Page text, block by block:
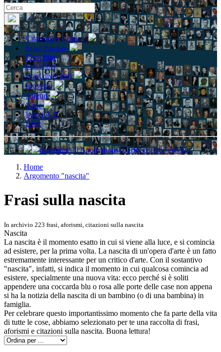
Citazioni e aforismi
Frasi d'amore
Frasi film
Frasi libri
Frasi divertenti
Proverbi
Auguri
Varie
Indici A-Z
Blog
Registrati / Accedi
Home
Argomento "nascita"
Frasi sulla nascita
In archivio 223 frasi, aforismi, citazioni sulla nascita
Nascita
La nascita è il momento esatto in cui si viene alla luce, e si comincia
ad esistere, per la prima volta. La nascita di un'opera d'arte è un fatto
estremamente interessante per un critico d'arte. Con il sostantivo
"nascita", infatti, si indica il momento in cui qualcosa comincia ad
esistere, specialmente una nuova vita: ecco perché si è soliti
appendere una coccarda blu o rosa alle porte delle case non appena
si ha la notizia della nascita di un bambino (o di una bambina) in
famiglia.
Per celebrare questo importantissimo momento che fa parte della vita
di tutte le cose, abbiamo selezionato per te una raccolta di frasi,
aforismi e citazioni sulla nascita. Buona lettura!